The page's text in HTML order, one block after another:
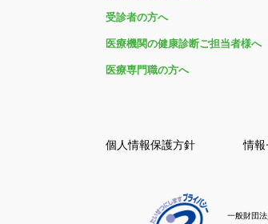
受診者の方へ
医療機関の健康診断ご担当者様へ
医療専門職の方へ
個人情報保護方針 情報
一般財団